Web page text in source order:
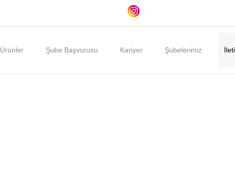
Ürünler Şube Başvurusu Kariyer Şubelerimiz